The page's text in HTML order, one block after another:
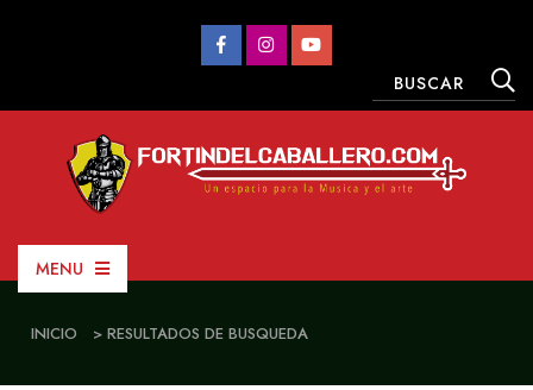
MENU
INICIO > RESULTADOS DE BUSQUEDA